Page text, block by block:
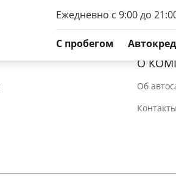
Ежедневно с 9:00 до
C пробегом
О
Об
Контакты